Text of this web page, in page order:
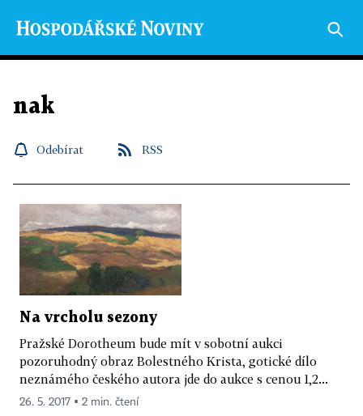
nak
Odebírat RSS
Na vrcholu sezony
Pražské Dorotheum bude mít v sobotní aukci
pozoruhodný obraz Bolestného Krista, gotické dílo
neznámého českého autora jde do aukce s cenou 1,2...
26. 5. 2017 ▪ 2 min. čtení